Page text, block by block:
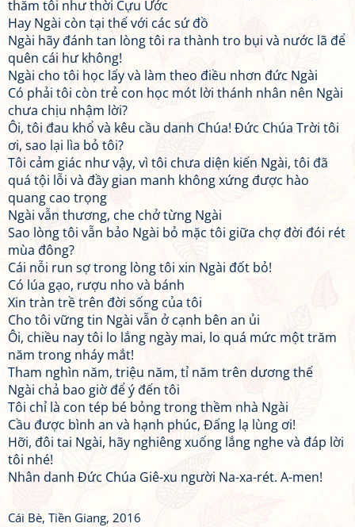
thăm tôi như thời Cựu Ước
Hay Ngài còn tại thế với các sứ đồ
Ngài hãy đánh tan lòng tôi ra thành tro bụi và nước lã để
quên cái hư không!
Ngài cho tôi học lấy và làm theo điều nhơn đức Ngài
Có phải tôi còn trẻ con học mót lời thánh nhân nên Ngài
chưa chịu nhậm lời?
Ôi, tôi đau khổ và kêu cầu danh Chúa! Đức Chúa Trời tôi
ơi, sao lại lìa bỏ tôi?
Tôi cảm giác như vậy, vì tôi chưa diện kiến Ngài, tôi đã
quá tội lỗi và đầy gian manh không xứng được hào
quang cao trọng
Ngài vẫn thương, che chở từng Ngài
Sao lòng tôi vẫn bảo Ngài bỏ mặc tôi giữa chợ đời đói rét
mùa đông?
Cái nỗi run sợ trong lòng tôi xin Ngài đốt bỏ!
Có lúa gạo, rượu nho và bánh
Xin tràn trề trên đời sống của tôi
Cho tôi vững tin Ngài vẫn ở cạnh bên an ủi
Ôi, chiều nay tôi lo lắng ngày mai, lo quá mức một trăm
năm trong nháy mắt!
Tham nghìn năm, triệu năm, tỉ năm trên dương thế
Ngài chả bao giờ để ý đến tôi
Tôi chỉ là con tép bé bỏng trong thềm nhà Ngài
Cầu được bình an và hạnh phúc, Đấng lạ lùng ơi!
Hỡi, đôi tai Ngài, hãy nghiêng xuống lắng nghe và đáp lời
tôi nhé!
Nhân danh Đức Chúa Giê-xu người Na-xa-rét. A-men!
Cái Bè, Tiền Giang, 2016